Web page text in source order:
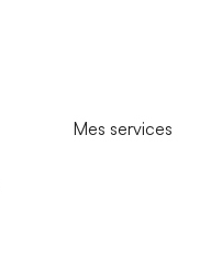
Mes services